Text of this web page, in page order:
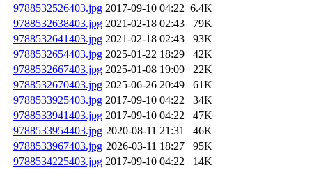
9788532526403.jpg 2017-09-10 04:22 6.4K
9788532638403.jpg 2021-02-18 02:43
79K
9788532641403.jpg 2021-02-18 02:43
93K
9788532654403.jpg 2025-01-22 18:29
42K
9788532667403.jpg 2025-01-08 19:09
22K
9788532670403.jpg 2025-06-26 20:49
61K
9788533925403.jpg 2017-09-10 04:22
34K
9788533941403.jpg 2017-09-10 04:22
47K
9788533954403.jpg 2020-08-11 21:31
46K
9788533967403.jpg 2026-03-11 18:27
95K
9788534225403.jpg 2017-09-10 04:22
14K